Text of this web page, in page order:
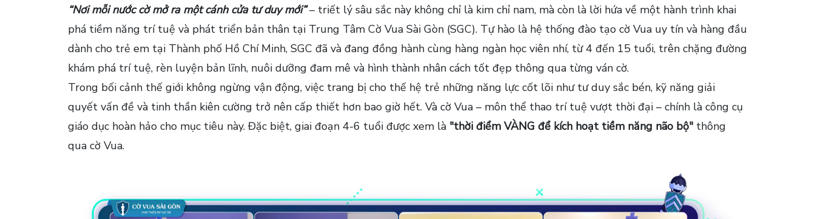
“Nơi mỗi nước cờ mở ra một cánh cửa tư duy mới” – triết lý sâu sắc này không chỉ là kim chỉ nam, mà còn là lời hứa về một hành trình khai
phá tiềm năng trí tuệ và phát triển bản thân tại Trung Tâm Cờ Vua Sài Gòn (SGC). Tự hào là hệ thống đào tạo cờ Vua uy tín và hàng đầu
dành cho trẻ em tại Thành phố Hồ Chí Minh, SGC đã và đang đồng hành cùng hàng ngàn học viên nhí, từ 4 đến 15 tuổi, trên chặng đường
khám phá trí tuệ, rèn luyện bản lĩnh, nuôi dưỡng đam mê và hình thành nhân cách tốt đẹp thông qua từng ván cờ.
Trong bối cảnh thế giới không ngừng vận động, việc trang bị cho thế hệ trẻ những năng lực cốt lõi như tư duy sắc bén, kỹ năng giải
quyết vấn đề và tinh thần kiên cường trở nên cấp thiết hơn bao giờ hết. Và cờ Vua – môn thể thao trí tuệ vượt thời đại – chính là công cụ
giáo dục hoàn hảo cho mục tiêu này. Đặc biệt, giai đoạn 4-6 tuổi được xem là "thời điểm VÀNG để kích hoạt tiềm năng não bộ" thông
qua cờ Vua.